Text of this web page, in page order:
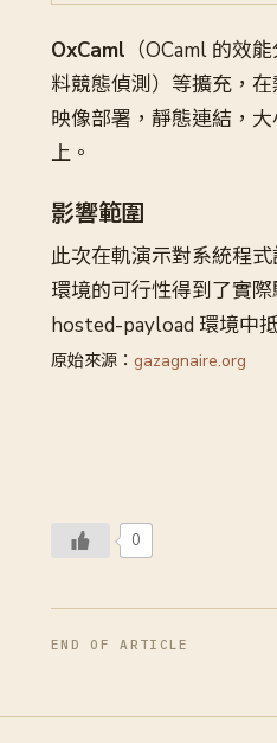
OxCaml （OCaml 的效
料競態偵測）等擴充，
映像部署，靜態連結，
上。
影響範圍
此次在軌演示對系統程
環境的可行性得到了實
hosted-payload 環境中
原始來源： gazagnaire.org
0
END OF ARTICLE